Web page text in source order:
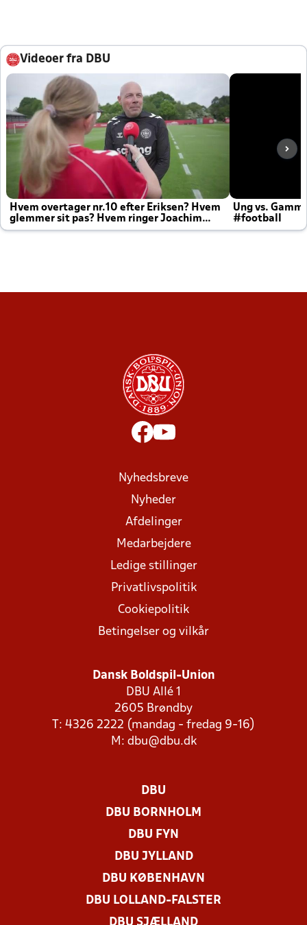
Videoer fra DBU
Hvem overtager nr.10 efter Eriksen? Hvem
glemmer sit pas? Hvem ringer Joachim
altid til efter kampe?
Ung vs.
#football
Nyhedsbreve
Nyheder
Afdelinger
Medarbejdere
Ledige stillinger
Privatlivspolitik
Cookiepolitik
Betingelser og vilkår
Dansk Boldspil-Union
DBU Allé 1
2605 Brøndby
T: 4326 2222 (mandag - fredag 9-16)
M: dbu@dbu.dk
DBU
DBU BORNHOLM
DBU FYN
DBU JYLLAND
DBU KØBENHAVN
DBU LOLLAND-FALSTER